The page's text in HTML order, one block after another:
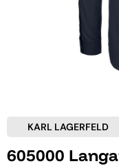
KARL LAGERFELD
605000